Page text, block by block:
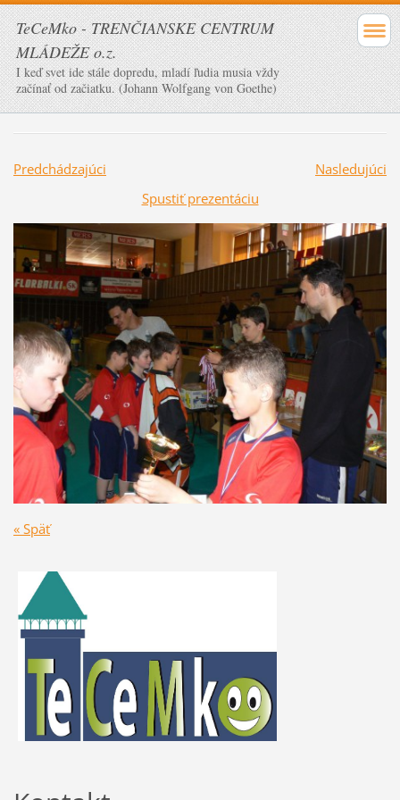
TeCeMko - TRENČIANSKE CENTRUM
MLÁDEŽE o.z.
I keď svet ide stále dopredu, mladí ľudia musia vždy
začínať od začiatku. (Johann Wolfgang von Goethe)
Predchádzajúci
Nasledujúci
Spustiť prezentáciu
« Späť